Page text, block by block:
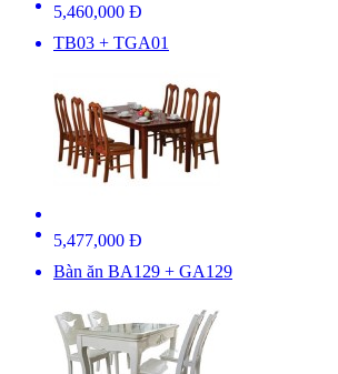
5,460,000 Đ
TB03 + TGA01
5,477,000 Đ
Bàn ăn BA129 + GA129